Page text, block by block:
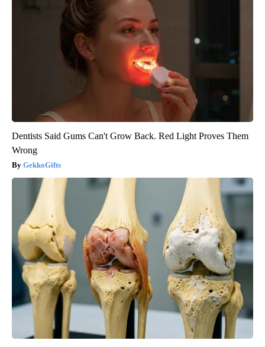
Dentists Said Gums Can't Grow Back. Red Light Proves Them
Wrong
GekkoGifts